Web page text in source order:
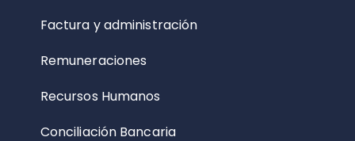
Factura y administración
Remuneraciones
Recursos Humanos
Conciliación Bancaria